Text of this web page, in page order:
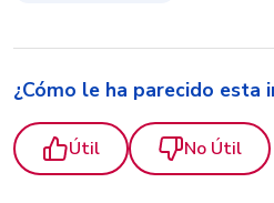
¿Cómo le ha parecido esta
Útil No Útil